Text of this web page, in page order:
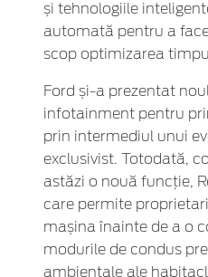
și tehnologiile
automată pentru a
scop optimizarea
Ford și-a prezentat
infotainment pentru
prin intermediul unui
exclusivist. Totodată,
astăzi o nouă funcție,
care permite
mașina înainte de a o
modurile de condus
ambientale ale